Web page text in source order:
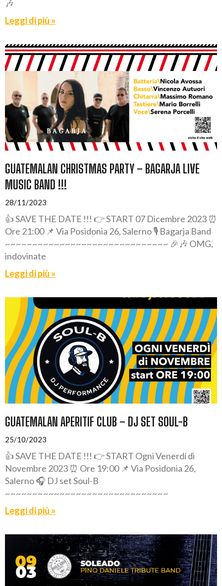
🎶
Leggi di più »
GUATEMALAN CHRISTMAS PARTY – BAGARJA LIVE
MUSIC BAND !!!
28/11/2023
👍 SAVE THE DATE !!! 👉 START 07 Dicembre 2023 ⏰
Ore 21:00 📌 Via Posidonia 26, Salerno 🎙️ Bagarja Band
~~~~~~~~~~~~~~~~~~~~~~~~~~~~~~ 🎉🎶 OMG,
indovinate
Leggi di più »
GUATEMALAN APERITIF CLUB – DJ SET SOUL-B
25/10/2023
👍 SAVE THE DATE !!! 👉 START Ogni Venerdí di
Novembre 2023 ⏰ Ore 19:00 📌 Via Posidonia 26,
Salerno 🎧 DJ set Soul-B
~~~~~~~~~~~~~~~~~~~~~~~~~~~~~~
Leggi di più »